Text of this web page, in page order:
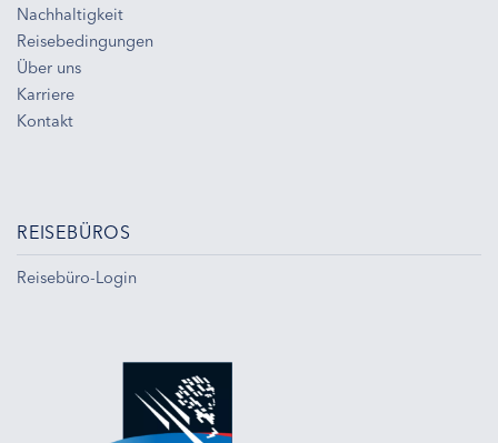
Nachhaltigkeit
Reisebedingungen
Über uns
Karriere
Kontakt
REISEBÜROS
Reisebüro-Login